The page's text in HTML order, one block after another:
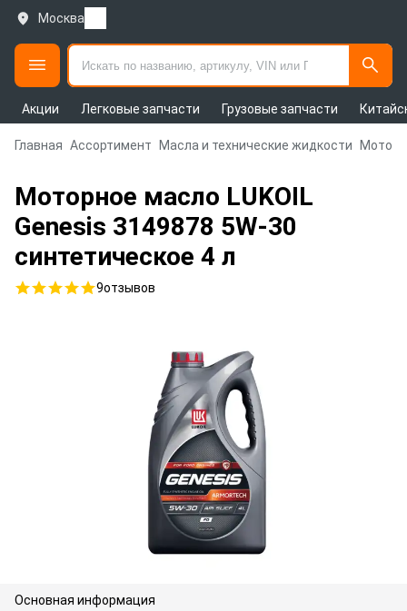
Москва
Акции Легковые запчасти Грузовые запчасти
Главная Ассортимент Масла и технические жидкости
Моторное масло LUKOIL
Genesis 3149878 5W-30
синтетическое 4 л
9отзывов
Основная информация